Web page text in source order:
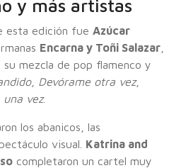
y más artistas
esta edición fue Azúcar
Encarna y Toñi Salazar
mezcla de pop flamenco y
, Devórame otra vez,
una vez.
los abanicos, las
visual. Katrina and
completaron un cartel muy